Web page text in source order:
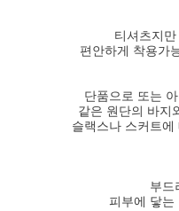
티셔츠지
편안하게 착용가
단품으로 또는
같은 원단의 바지
슬랙스나 스커트
부드
피부에 닿는